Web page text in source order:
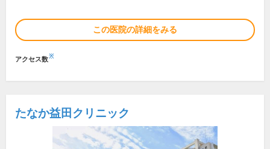
この医院の詳細をみる
アクセス数※
たなか益田クリニック